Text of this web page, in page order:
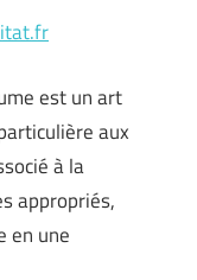
est un art
aux
à la
appropriés,
en une